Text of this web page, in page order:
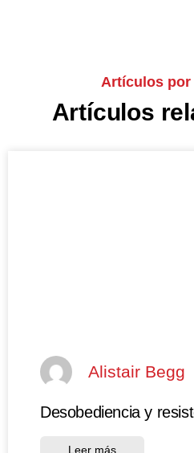
Artículos por
Artículos
Alistair Begg
Desobediencia y
Leer más